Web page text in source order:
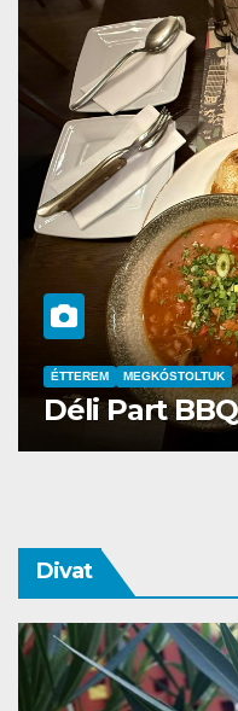
MEGKÓSTOLTUK
Ricola Drink
Lemon Mint
Melissa
Divat